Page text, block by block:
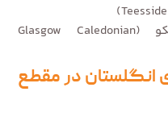
دانشگاه کالدونین گلاسکو (Glasgow Caledonian
انگلستان در مقطع